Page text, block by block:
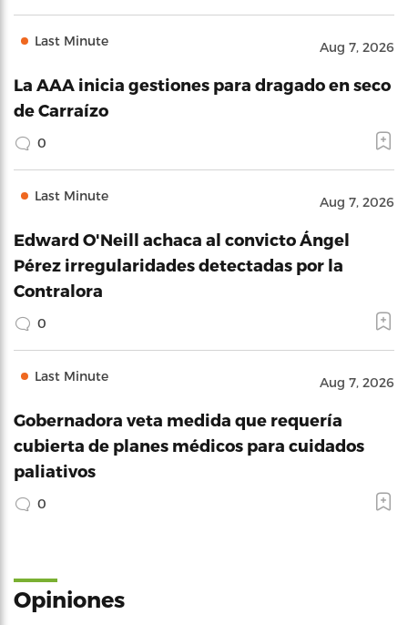
Last Minute Aug 7, 2026
La AAA inicia gestiones para dragado en seco
de Carraízo
0
Last Minute Aug 7, 2026
Edward O'Neill achaca al convicto Ángel
Pérez irregularidades detectadas por la
Contralora
0
Last Minute Aug 7, 2026
Gobernadora veta medida que requería
cubierta de planes médicos para cuidados
paliativos
0
Opiniones